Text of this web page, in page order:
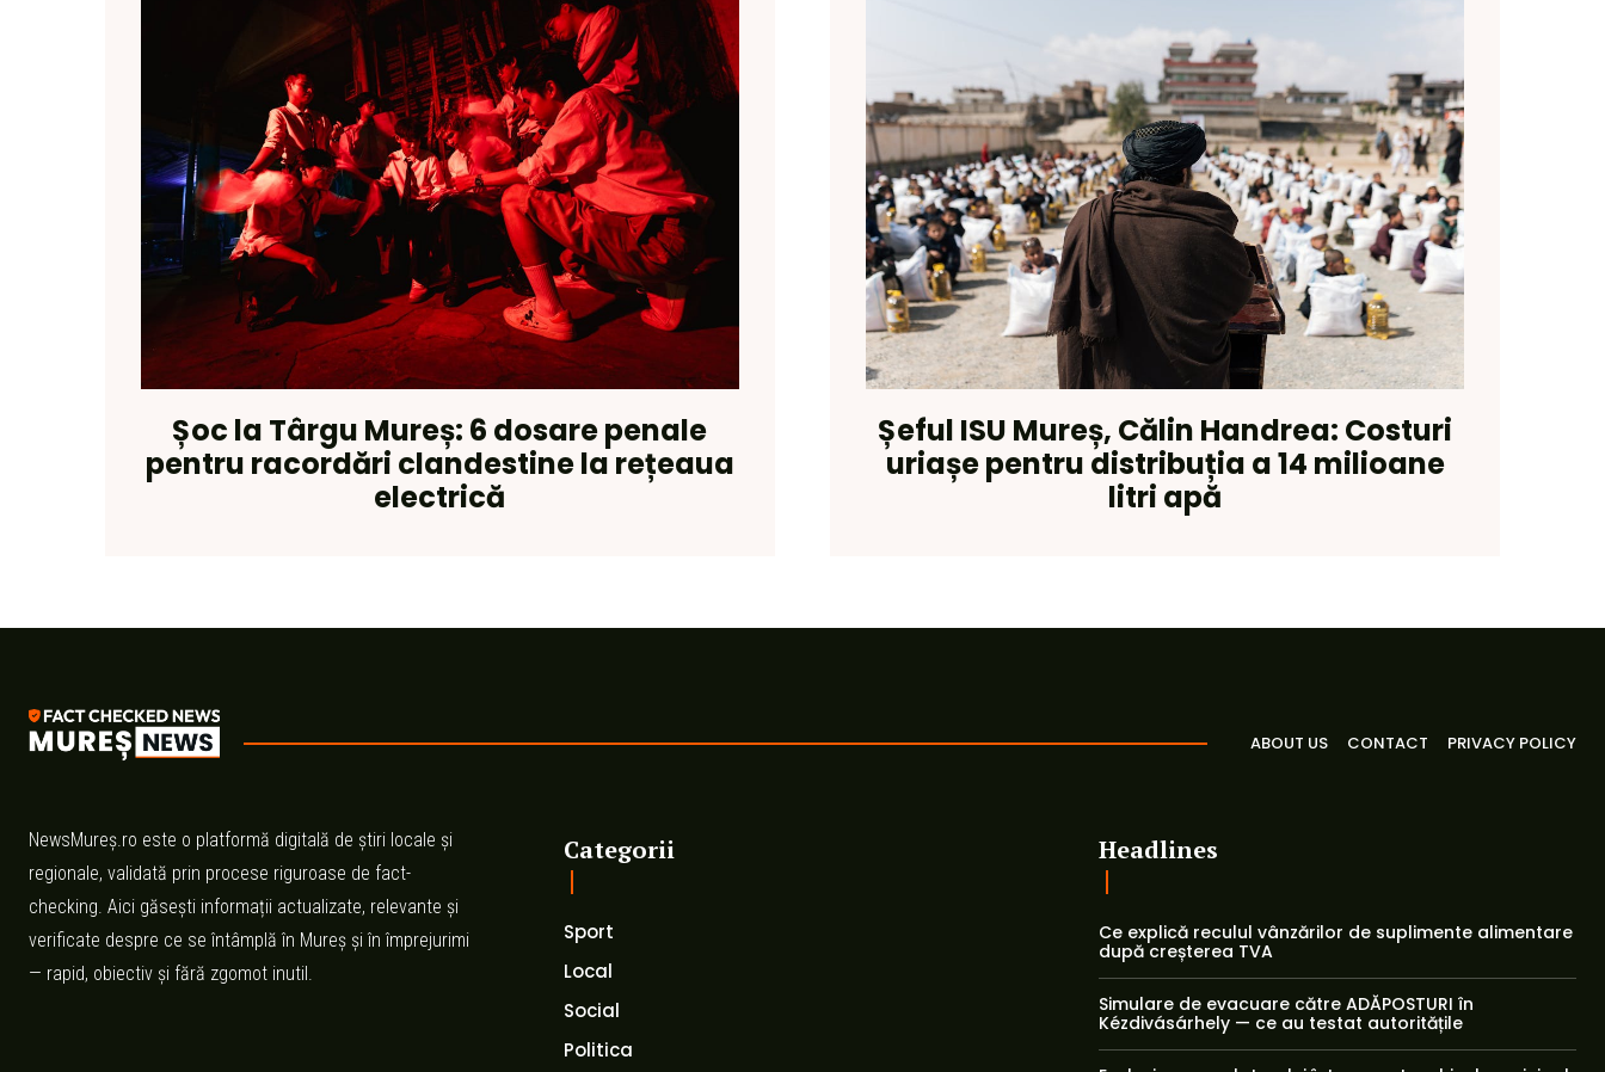
Șoc la Târgu Mureș: 6 dosare penale
pentru racordări clandestine la rețeaua
electrică
Șeful ISU Mureș, Călin Handrea: Costuri
uriașe pentru distribuția a 14 milioane
litri apă
ABOUT US CONTACT PRIVACY POLICY
NewsMureș.ro este o platformă digitală de știri locale și
regionale, validată prin procese riguroase de fact-
checking. Aici găsești informații actualizate, relevante și
verificate despre ce se întâmplă în Mureș și în împrejurimi
— rapid, obiectiv și fără zgomot inutil.
Categorii
Sport
Local
Social
Politica
Headlines
Ce explică reculul vânzărilor de suplimente alimentare
după creșterea TVA
Simulare de evacuare către ADĂPOSTURI în
Kézdivásárhely — ce au testat autoritățile